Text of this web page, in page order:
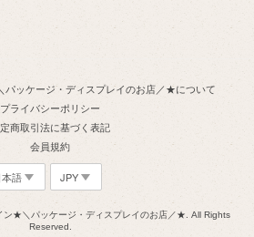
ッケージ・ディスプレイのお店／★について
プライバシーポリシー
商取引法に基づく表記
会員規約
ン★＼パッケージ・ディスプレイのお店／★. All Rights
Reserved.